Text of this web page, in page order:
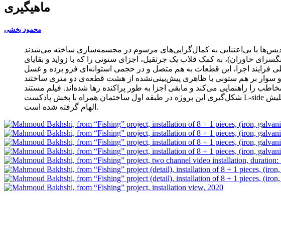
ماهیگیری
محمود بخشی
خاوران)، به کمک قلاب یک جرثقیل، اجزای ستونی را که با زواید و بقایای
فرایند اجرا، این قطعات به هم متصل و در حجمی استوانه‌ای فرو برده و غسل
و مخاطب را راهنمایی می‌کند و مابقی اجزا به طور پراکنده رها شده‌‌اند. فیلم مستند
شکل‌گیری این پروژه در طبقه اول ساختمان همراه با پخش پادکست L-side که به صورت اتفاقی انتخاب شده است، نشان داده می‌شود. عنوان این پروژه از ترانه «وقتی بزرگتر بودم» بیلی آیلیش
الهام گرفته شده است.